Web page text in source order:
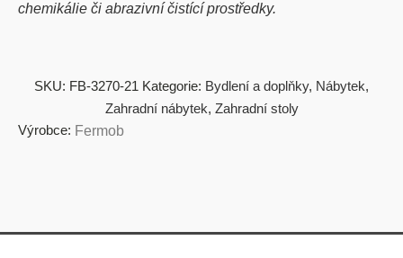
chemikálie či abrazivní čistící prostředky.
SKU: FB-3270-21 Kategorie: Bydlení a doplňky, Nábytek,
Zahradní nábytek, Zahradní stoly
Výrobce: Fermob